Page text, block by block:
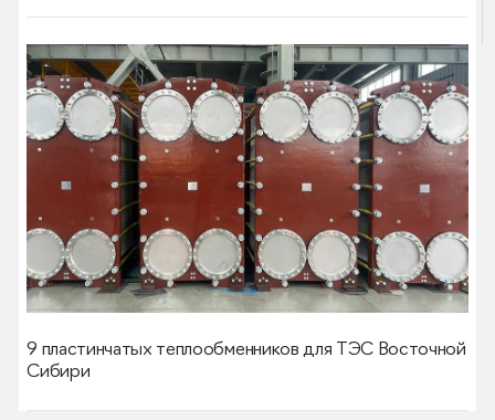
9 пластинчатых теплообменников для ТЭС Восточной
Сибири